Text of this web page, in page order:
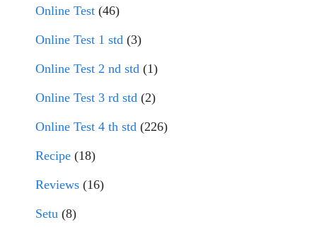
Online Test (46)
Online Test 1 std (3)
Online Test 2 nd std (1)
Online Test 3 rd std (2)
Online Test 4 th std (226)
Recipe (18)
Reviews (16)
Setu (8)